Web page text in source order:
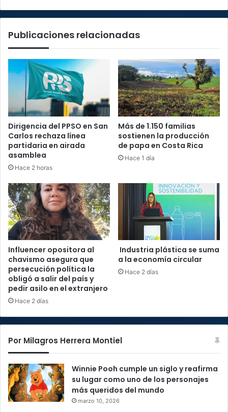
Publicaciones relacionadas
Dirigencia del PPSO en San
Carlos rechaza línea
partidaria en airada
asamblea
Hace 2 horas
Más de 1.150 familias
sostienen la producción
de papa en Costa Rica
Hace 1 día
Influencer opositora al
chavismo asegura que
persecución política la
obligó a salir del país y
pedir asilo en el extranjero
Hace 2 días
Industria plástica se suma
a la economía circular
Hace 2 días
Por Milagros Herrera Montiel
Winnie Pooh cumple un siglo y reafirma
su lugar como uno de los personajes
más queridos del mundo
marzo 10, 2026